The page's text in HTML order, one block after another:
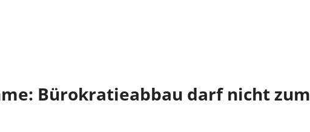
Bürokratieabbau darf nicht zum